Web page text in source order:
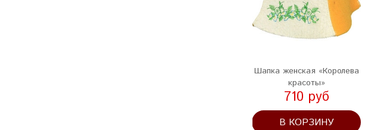
Шапка женская «Королева
красоты»
710 руб
В КОРЗИНУ